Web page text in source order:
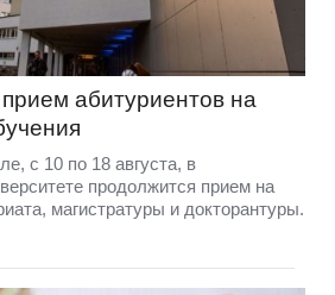
абитуриентов на
с 10 по 18 августа, в
продолжится прием на
магистратуры и докторантуры.